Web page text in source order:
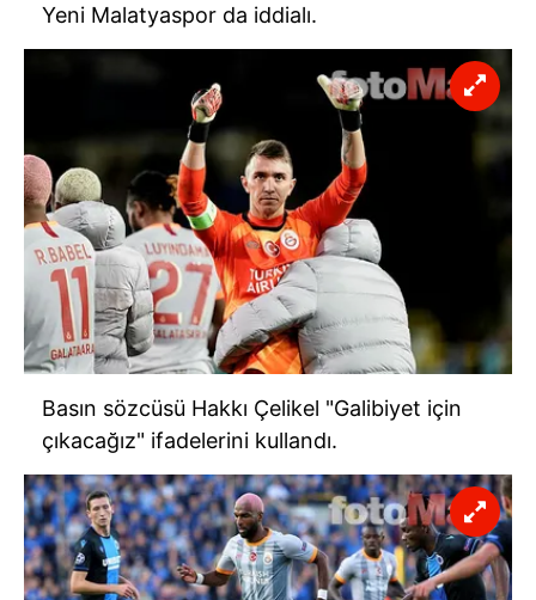
Yeni Malatyaspor da iddialı.
Basın sözcüsü Hakkı Çelikel "Galibiyet için
çıkacağız" ifadelerini kullandı.